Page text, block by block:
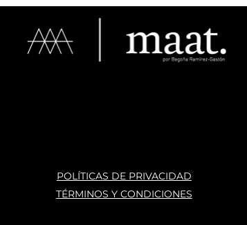
POLÍTICAS DE PRIVACIDAD
TÉRMINOS Y CONDICIONES